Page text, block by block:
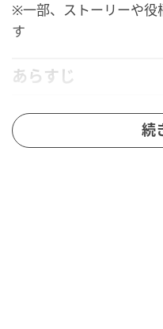
※一部、ストーリーや役
す
あらすじ
続